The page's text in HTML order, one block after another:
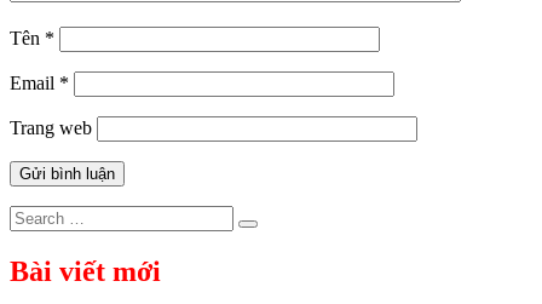
Tên *
Email *
Trang web
Search
for:
Search
Bài viết mới